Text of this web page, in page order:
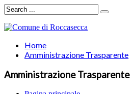
Home
Amministrazione Trasparente
Amministrazione Trasparente